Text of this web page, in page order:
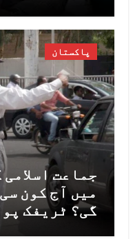
پاکستان
جماعت
میں آج کون
گی؟ ٹریفک